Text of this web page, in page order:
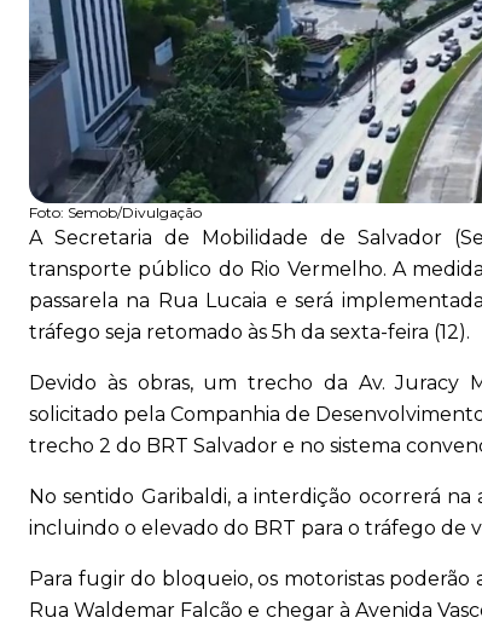
Foto: Semob/Divulgação
A Secretaria de Mobilidade de Salvador
transporte público do Rio Vermelho. A
passarela na Rua Lucaia e será
tráfego seja retomado às 5h da sexta-feira (12).
Devido às obras, um trecho da Av. Juracy
solicitado pela Companhia de
trecho 2 do BRT Salvador e no sistema
No sentido Garibaldi, a interdição ocorrerá na
incluindo o elevado do BRT para o tráfego de
Para fugir do bloqueio, os motoristas poderão
Rua Waldemar Falcão e chegar à Avenida